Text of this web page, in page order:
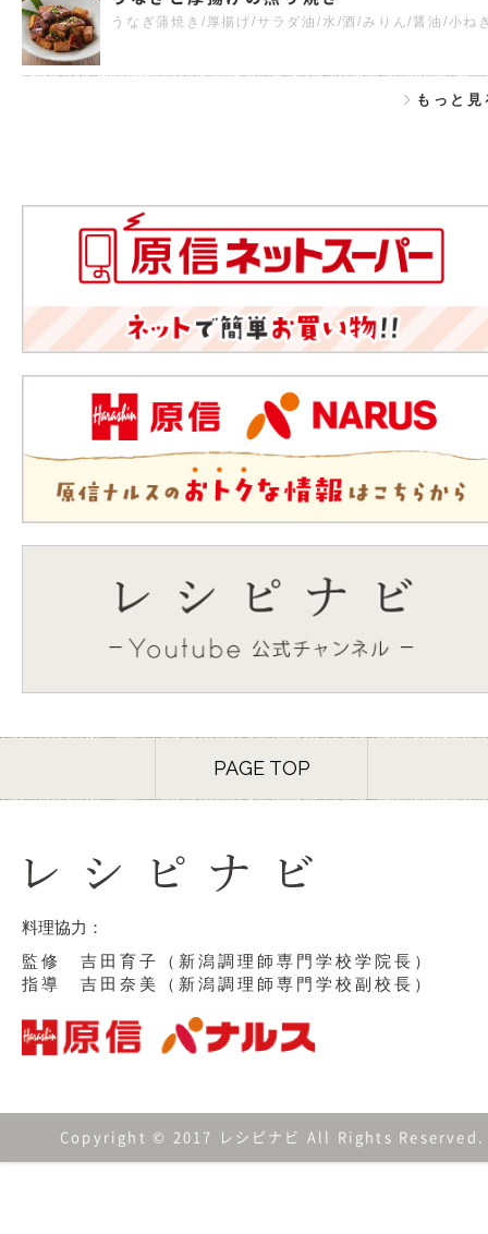
うなぎ蒲焼き/厚揚げ/サラダ油/水/酒/みりん/醤油/小ね
もっと見
PAGE TOP
料理協力：
監修 吉田育子（新潟調理師専門学校学院長）
指導 吉田奈美（新潟調理師専門学校副校長）
Copyright © 2017 レシピナビ All Rights Reserved.